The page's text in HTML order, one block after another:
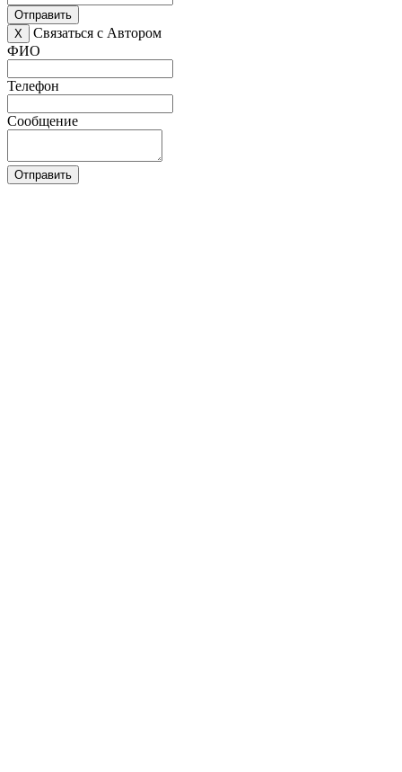
Отправить
X
Связаться с Автором
ФИО
Телефон
Сообщение
Отправить